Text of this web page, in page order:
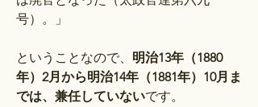
号）。」
ということなので、 明治13年（1880
年）2月から明治14年（1881年）10月ま
では、兼任していないです。